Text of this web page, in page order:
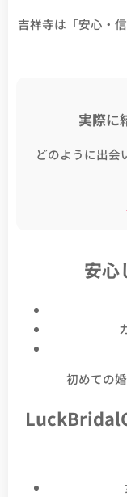
吉祥寺は「安心・
実際に
どのように出会
安心
初めての